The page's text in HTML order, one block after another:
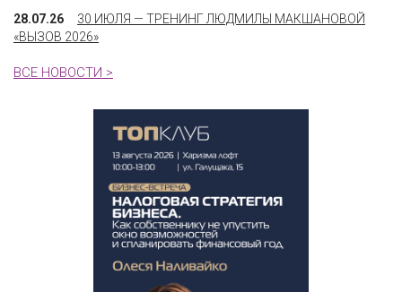
28.07.26
30 ИЮЛЯ — ТРЕНИНГ ЛЮДМИЛЫ МАКШАНОВОЙ
«ВЫЗОВ 2026»
ВСЕ НОВОСТИ >